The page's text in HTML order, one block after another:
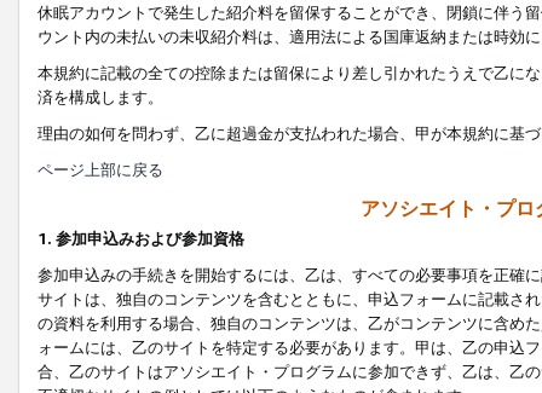
休眠アカウントで発生した紹介料を留保することができ、閉鎖に伴う
ウント内の未払いの未収紹介料は、適用法による国庫返納または時効
本規約に記載の全ての控除または留保により差し引かれたうえで乙に
済を構成します。
理由の如何を問わず、乙に超過金が支払われた場合、甲が本規約に基
ページ上部に戻る
アソシエイト・プ
1. 参加申込みおよび参加資格
参加申込みの手続きを開始するには、乙は、すべての必要事項を正確
サイトは、独自のコンテンツを含むとともに、申込フォームに記載さ
の資料を利用する場合、独自のコンテンツは、乙がコンテンツに含め
ォームには、乙のサイトを特定する必要があります。甲は、乙の申込
合、乙のサイトはアソシエイト・プログラムに参加できず、乙は、乙